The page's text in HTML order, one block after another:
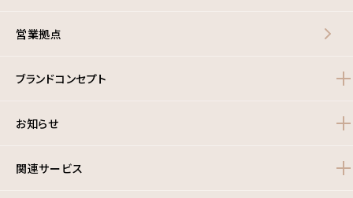
営業拠点
ブランドコンセプト
お知らせ
関連サービス